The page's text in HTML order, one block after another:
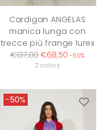
Cardigan ANGELAS
manica lunga con
trecce più frange lurex
Regular
€137,00€68,50 -50%
2 colors
-50%